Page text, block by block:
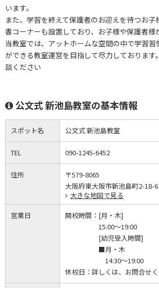
います。
また、学習を終えて保護者のお迎えを待つお
書コーナーも設置しており、お子様や保護者様
当教室では、アットホームな空間の中で学習習
ができる教室運営を目指して尽力しております
談ください
公文式 新池島教室の基本情報
スポット名 公文式 新池島教室
TEL 090-1245-6452
住所
〒579-8065
大阪府東大阪市新池島町2-18-6
大きな地図で見る
営業日 開校時間： [月・木]
15:00～19:00
[幼児受入時間]
■月・木
14:30～19:00
休校日： 詳しくは、お問合せ